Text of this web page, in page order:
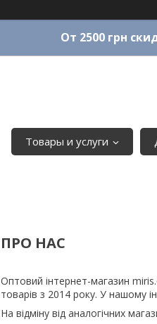
От 2500 грн
Товары и услуги
ПРО НАС
Оптовий інтернет-магазин
товарів з 2014 року. У нашому
На відміну від аналогічних